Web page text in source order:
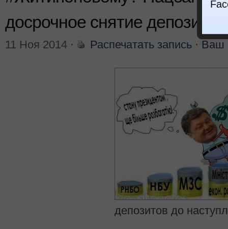
досрочное снятие депозитов
11 Ноя 2014 ⋅ Распечатать запись ⋅ Ваш
депозитов до